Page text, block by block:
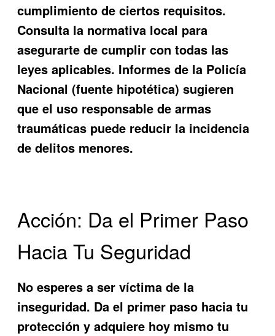
cumplimiento de ciertos requisitos.
Consulta la normativa local para
asegurarte de cumplir con todas las
leyes aplicables. Informes de la Policía
Nacional (fuente hipotética) sugieren
que el uso responsable de armas
traumáticas puede reducir la incidencia
de delitos menores.
Acción: Da el Primer Paso
Hacia Tu Seguridad
No esperes a ser víctima de la
inseguridad. Da el primer paso hacia tu
protección y adquiere hoy mismo tu